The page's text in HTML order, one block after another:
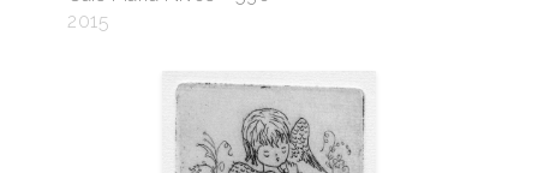
2015